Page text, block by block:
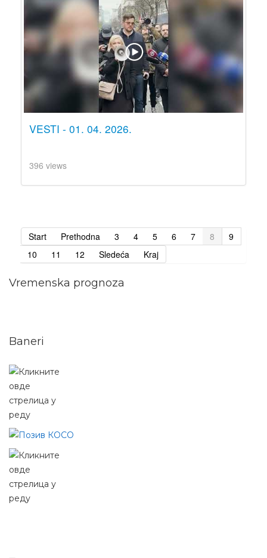
VESTI - 01. 04. 2026.
396 views
Start Prethodna 3 4 5 6 7 8
9
10
11 12 Sledeća Kraj
Vremenska prognoza
Baneri